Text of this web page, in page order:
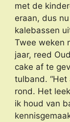
met de
eraan, dus
kalebassen
Twee weken
jaar, reed
cake af te
tulband.
rond. Het
ik houd van